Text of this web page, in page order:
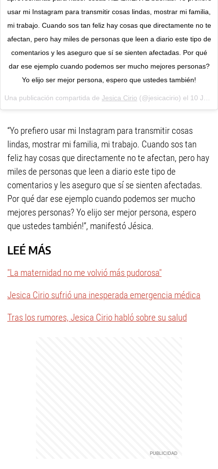
usar mi Instagram para transmitir cosas lindas, mostrar mi familia,
mi trabajo. Cuando sos tan feliz hay cosas que directamente no te
afectan, pero hay miles de personas que leen a diario este tipo de
comentarios y les aseguro que sí se sienten afectadas. Por qué
dar ese ejemplo cuando podemos ser mucho mejores personas?
Yo elijo ser mejor persona, espero que ustedes también!
Una publicación compartida de Jesica Cirio (@jesicacirio) el 10 Jul, 2018 a las 11:37 PDT
“Yo prefiero usar mi Instagram para transmitir cosas
lindas, mostrar mi familia, mi trabajo. Cuando sos tan
feliz hay cosas que directamente no te afectan, pero hay
miles de personas que leen a diario este tipo de
comentarios y les aseguro que sí se sienten afectadas.
Por qué dar ese ejemplo cuando podemos ser mucho
mejores personas? Yo elijo ser mejor persona, espero
que ustedes también!”, manifestó Jésica.
LEÉ MÁS
"La maternidad no me volvió más pudorosa"
Jesica Cirio sufrió una inesperada emergencia médica
Tras los rumores, Jesica Cirio habló sobre su salud